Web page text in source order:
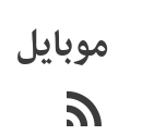
موبایل